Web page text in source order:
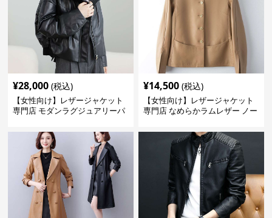
¥28,000 (税込)
【女性向け】レザージャケット
専門店 モダンラグジュアリーパ
¥14,500 (税込)
【女性向け】レザージャケット
専門店 なめらかラムレザー ノー